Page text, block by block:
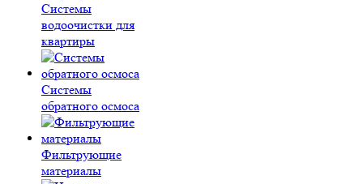
Системы
водоочистки для
квартиры
Системы
обратного осмоса
Фильтрующие
материалы